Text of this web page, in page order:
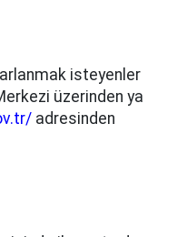
isteyenler
üzerinden ya
adresinden